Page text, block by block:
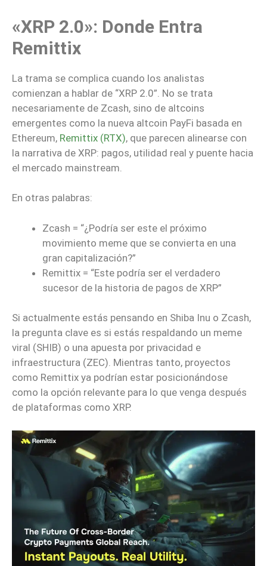
«XRP 2.0»: Donde Entra
Remittix
La trama se complica cuando los analistas
comienzan a hablar de “XRP 2.0”. No se trata
necesariamente de Zcash, sino de altcoins
emergentes como la nueva altcoin PayFi basada en
Ethereum, Remittix (RTX), que parecen alinearse con
la narrativa de XRP: pagos, utilidad real y puente hacia
el mercado mainstream.
En otras palabras:
Zcash = “¿Podría ser este el próximo
movimiento meme que se convierta en una
gran capitalización?”
Remittix = “Este podría ser el verdadero
sucesor de la historia de pagos de XRP”
Si actualmente estás pensando en Shiba Inu o Zcash,
la pregunta clave es si estás respaldando un meme
viral (SHIB) o una apuesta por privacidad e
infraestructura (ZEC). Mientras tanto, proyectos
como Remittix ya podrían estar posicionándose
como la opción relevante para lo que venga después
de plataformas como XRP.